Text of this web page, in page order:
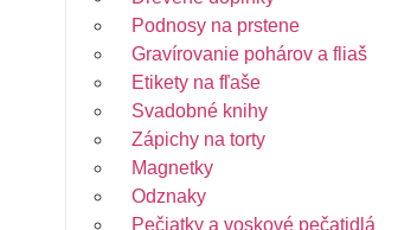
Podnosy na prstene
Gravírovanie pohárov a fliaš
Etikety na fľaše
Svadobné knihy
Zápichy na torty
Magnetky
Odznaky
Pečiatky a voskové pečatidlá